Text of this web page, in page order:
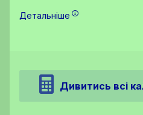
Детальніше
Дивитись всі